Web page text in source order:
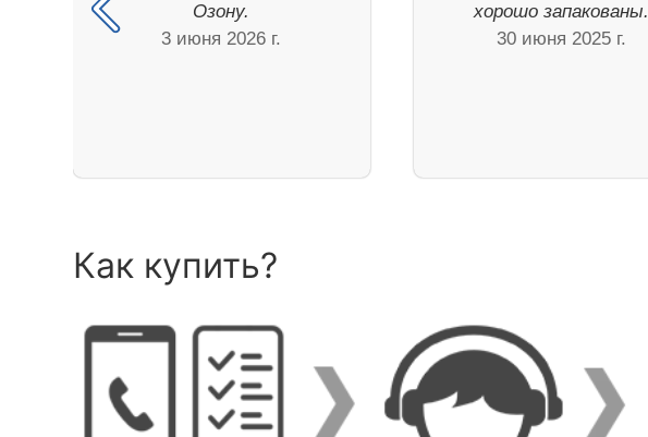
Озону.
3 июня 2026 г.
хорошо запакованы.
30 июня 2025 г.
Как купить?